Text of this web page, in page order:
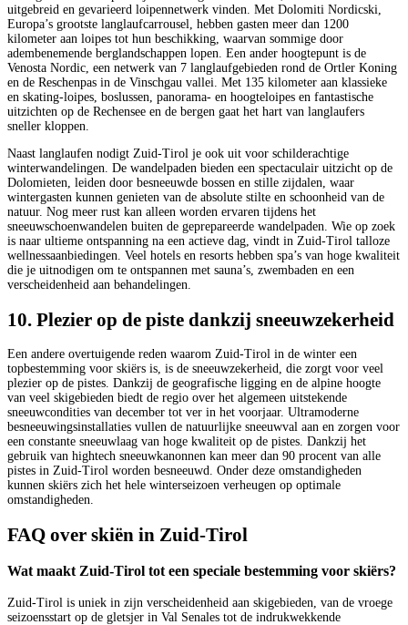
uitgebreid en gevarieerd loipennetwerk vinden. Met Dolomiti Nordicski,
Europa’s grootste langlaufcarrousel, hebben gasten meer dan 1200
kilometer aan loipes tot hun beschikking, waarvan sommige door
adembenemende berglandschappen lopen. Een ander hoogtepunt is de
Venosta Nordic, een netwerk van 7 langlaufgebieden rond de Ortler Koning
en de Reschenpas in de Vinschgau vallei. Met 135 kilometer aan klassieke
en skating-loipes, boslussen, panorama- en hoogteloipes en fantastische
uitzichten op de Rechensee en de bergen gaat het hart van langlaufers
sneller kloppen.
Naast langlaufen nodigt Zuid-Tirol je ook uit voor schilderachtige
winterwandelingen. De wandelpaden bieden een spectaculair uitzicht op de
Dolomieten, leiden door besneeuwde bossen en stille zijdalen, waar
wintergasten kunnen genieten van de absolute stilte en schoonheid van de
natuur. Nog meer rust kan alleen worden ervaren tijdens het
sneeuwschoenwandelen buiten de geprepareerde wandelpaden. Wie op zoek
is naar ultieme ontspanning na een actieve dag, vindt in Zuid-Tirol talloze
wellnessaanbiedingen. Veel hotels en resorts hebben spa’s van hoge kwaliteit
die je uitnodigen om te ontspannen met sauna’s, zwembaden en een
verscheidenheid aan behandelingen.
10. Plezier op de piste dankzij sneeuwzekerheid
Een andere overtuigende reden waarom Zuid-Tirol in de winter een
topbestemming voor skiërs is, is de sneeuwzekerheid, die zorgt voor veel
plezier op de pistes. Dankzij de geografische ligging en de alpine hoogte
van veel skigebieden biedt de regio over het algemeen uitstekende
sneeuwcondities van december tot ver in het voorjaar. Ultramoderne
besneeuwingsinstallaties vullen de natuurlijke sneeuwval aan en zorgen voor
een constante sneeuwlaag van hoge kwaliteit op de pistes. Dankzij het
gebruik van hightech sneeuwkanonnen kan meer dan 90 procent van alle
pistes in Zuid-Tirol worden besneeuwd. Onder deze omstandigheden
kunnen skiërs zich het hele winterseizoen verheugen op optimale
omstandigheden.
FAQ over skiën in Zuid-Tirol
Wat maakt Zuid-Tirol tot een speciale bestemming voor skiërs?
Zuid-Tirol is uniek in zijn verscheidenheid aan skigebieden, van de vroege
seizoensstart op de gletsjer in Val Senales tot de indrukwekkende